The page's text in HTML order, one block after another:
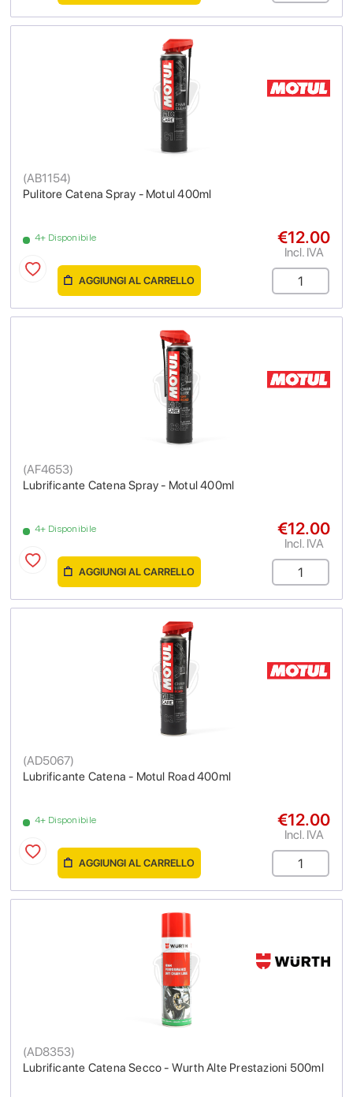
Pulitore Catena Spray - Motul 400ml
(AB1154)
4+ Disponibile €12.00
Incl. IVA
AGGIUNGI AL CARRELLO
Lubrificante Catena Spray - Motul 400ml
(AF4653)
4+ Disponibile €12.00
Incl. IVA
AGGIUNGI AL CARRELLO
Lubrificante Catena - Motul Road 400ml
(AD5067)
4+ Disponibile €12.00
Incl. IVA
AGGIUNGI AL CARRELLO
Lubrificante Catena Secco - Wurth Alte Prestazioni 500ml
(AD8353)